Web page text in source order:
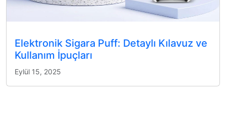
Elektronik Sigara Puff: Detaylı Kılavuz ve
Kullanım İpuçları
Eylül 15, 2025